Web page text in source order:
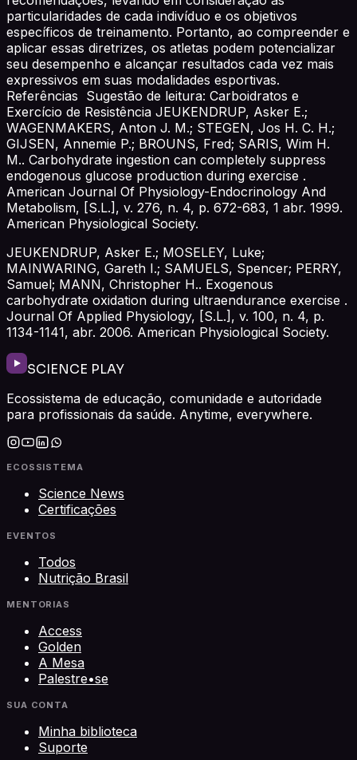
particularidades de cada indivíduo e os objetivos
específicos de treinamento. Portanto, ao compreender e
aplicar essas diretrizes, os atletas podem potencializar
seu desempenho e alcançar resultados cada vez mais
expressivos em suas modalidades esportivas.
Referências Sugestão de leitura: Carboidratos e
Exercício de Resistência JEUKENDRUP, Asker E.;
WAGENMAKERS, Anton J. M.; STEGEN, Jos H. C. H.;
GIJSEN, Annemie P.; BROUNS, Fred; SARIS, Wim H.
M.. Carbohydrate ingestion can completely suppress
endogenous glucose production during exercise .
American Journal Of Physiology-Endocrinology And
Metabolism, [S.L.], v. 276, n. 4, p. 672-683, 1 abr. 1999.
American Physiological Society.
JEUKENDRUP, Asker E.; MOSELEY, Luke;
MAINWARING, Gareth I.; SAMUELS, Spencer; PERRY,
Samuel; MANN, Christopher H.. Exogenous
carbohydrate oxidation during ultraendurance exercise .
Journal Of Applied Physiology, [S.L.], v. 100, n. 4, p.
1134-1141, abr. 2006. American Physiological Society.
SCIENCE PLAY
Ecossistema de educação, comunidade e autoridade
para profissionais da saúde. Anytime, everywhere.
ECOSSISTEMA
Science News
Certificações
EVENTOS
Todos
Nutrição Brasil
MENTORIAS
Access
Golden
A Mesa
Palestre•se
SUA CONTA
Minha biblioteca
Suporte